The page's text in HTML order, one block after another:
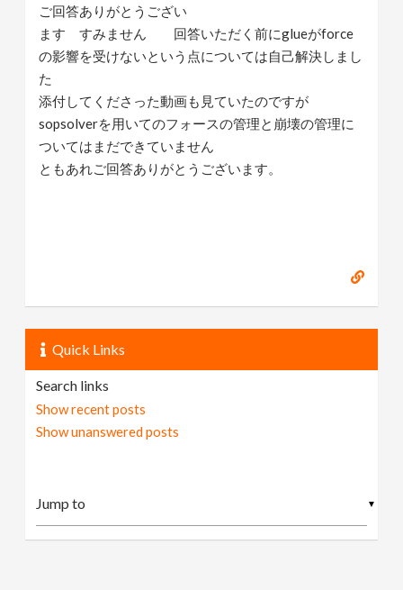
ご回答ありがとうござい
ます すみません 回答いただく前にglueがforce
の影響を受けないという点については自己解決しまし
た
添付してくださった動画も見ていたのですが
sopsolverを用いてのフォースの管理と崩壊の管理に
ついてはまだできていません
ともあれご回答ありがとうございます。
Quick Links
Search links
Show recent posts
Show unanswered posts
▼